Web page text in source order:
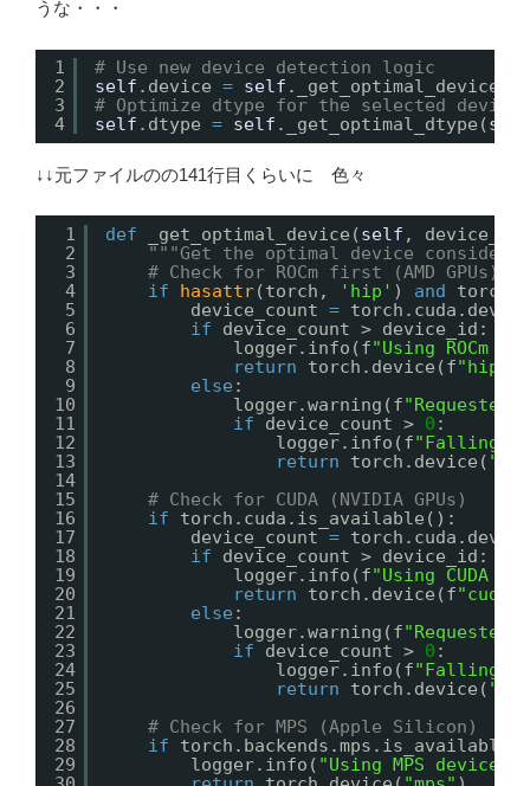
うな・・・
1
2
3
4
# Use new device detection logic
self .device = self
# Optimize dtype for the selected device
self .dtype = self ._get_optimal_dtype(self
↓↓元ファイルのの141行目くらいに 色々
1
2
3
4
5
6
7
8
9
10
11
12
13
14
15
16
17
18
19
20
21
22
23
24
25
26
27
28
29
def _get_optimal_device(self ,
"""Get the optimal device
# Check for ROCm first (AMD GPUs)
if
hasattr(torch, 'hip' ) and
device_count =
if
device_count > device_id:
logger.info(f"Using ROCm
return
torch.device(f
else :
logger.warning(f
if
device_count > 0 :
logger.info(f"Falling
return
torch.device(
# Check for CUDA (NVIDIA GPUs)
if
torch.cuda.is_available():
device_count =
if
device_count > device_id:
logger.info(f"Using CUDA
return
torch.device(f
else :
logger.warning(f
if
device_count > 0 :
logger.info(f"Falling
return
torch.device(
# Check for MPS (Apple Silicon)
if
logger.info( "Using MPS device